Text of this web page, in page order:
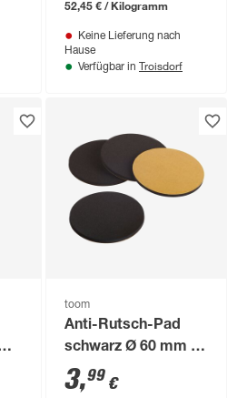
52,45 € / Kilogramm
Keine Lieferung nach
Hause
Verfügbar in Troisdorf
toom
Anti-Rutsch-Pad
schwarz Ø 60 mm 4
Stück
3,99 €